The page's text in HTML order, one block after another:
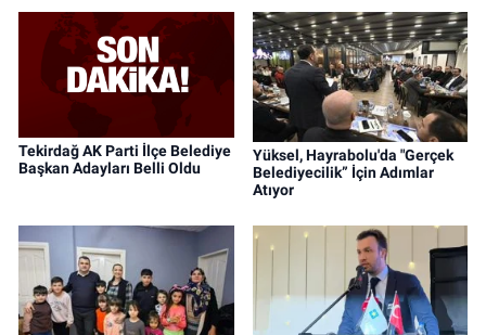
Tekirdağ AK Parti İlçe Belediye
Başkan Adayları Belli Oldu
Yüksel, Hayrabolu'da "Gerçek
Belediyecilik” İçin Adımlar
Atıyor